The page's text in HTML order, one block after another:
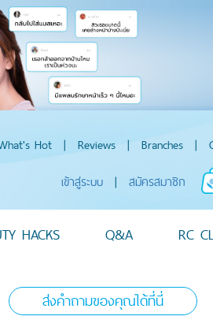
Hot | Reviews | Branches |
เข้าสู่ระบบ | สมัครสมาชิก
HACKS Q&A RC
ส่งคำถามของคุณได้ที่นี่